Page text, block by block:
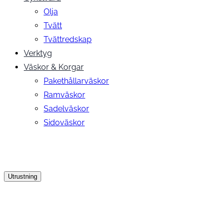
Olja
Tvätt
Tvättredskap
Verktyg
Väskor & Korgar
Pakethållarväskor
Ramväskor
Sadelväskor
Sidoväskor
Utrustning